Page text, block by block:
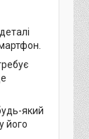
який
його